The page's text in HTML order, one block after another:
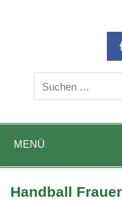
DIE Sportadresse in
MENÜ
Handball